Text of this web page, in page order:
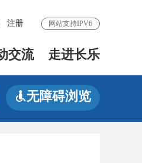
注册 网站支持IPV6
交流 走进长乐
无障碍浏览